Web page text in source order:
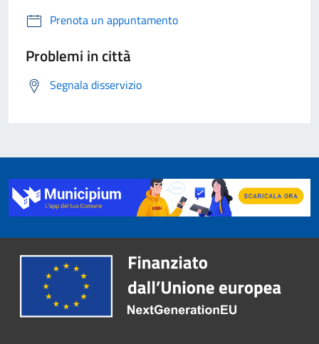
Prenota un appuntamento
Problemi in città
Segnala disservizio